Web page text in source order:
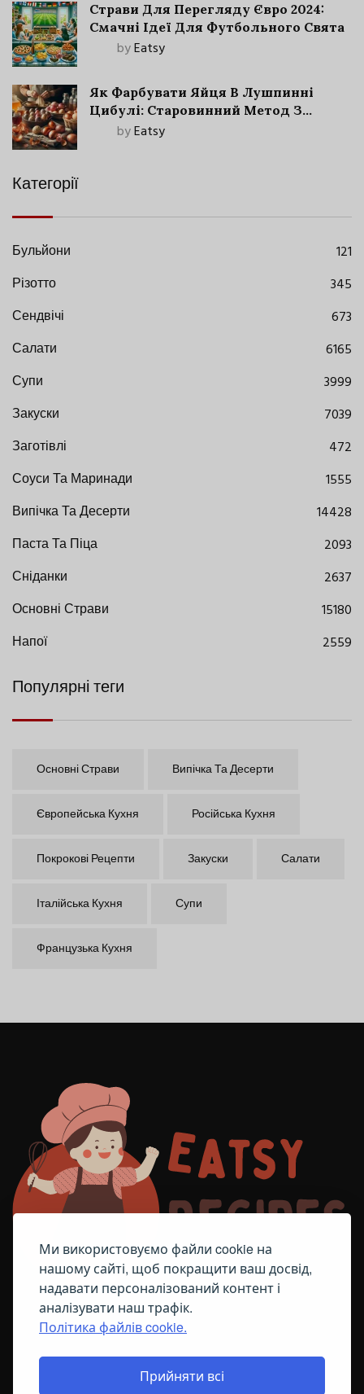
Ми використовуємо файли cookie на
нашому сайті, щоб покращити ваш досвід,
надавати персоналізований контент і
аналізувати наш трафік.
Політика файлів cookie.
Прийняти всі
Страви Для Перегляду Євро 2024:
Смачні Ідеї Для Футбольного Свята
byEatsy
Як Фарбувати Яйця В Лушпинні
Цибулі: Старовинний Метод З
Сучасними Нюансами
byEatsy
Категорії
Бульйони
121
Різотто
345
Сендвічі
673
Салати
6165
Супи
3999
Закуски
7039
Заготівлі
472
Соуси Та Маринади
1555
Випічка Та Десерти
14428
Паста Та Піца
2093
Сніданки
2637
Основні Страви
15180
Напої
2559
Популярні теги
Основні Страви Випічка Та Десерти
Європейська Кухня Російська Кухня
Покрокові Рецепти Закуски Салати
Італійська Кухня Супи
Французька Кухня
ПОЛІТИКА ЩОДО ФАЙЛІВ COOKIE